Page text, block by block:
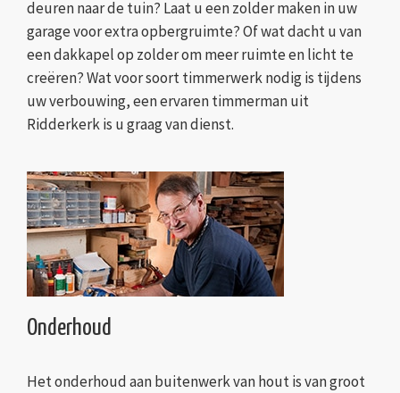
deuren naar de tuin? Laat u een zolder maken in uw
garage voor extra opbergruimte? Of wat dacht u van
een dakkapel op zolder om meer ruimte en licht te
creëren? Wat voor soort timmerwerk nodig is tijdens
uw verbouwing, een ervaren timmerman uit
Ridderkerk is u graag van dienst.
Onderhoud
Het onderhoud aan buitenwerk van hout is van groot